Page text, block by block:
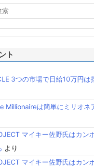
ト
3つの市場で日給10万円は
Millionaireは簡単にミリオネ
マイキー佐野氏はカン
より
マイキー佐野氏はカン